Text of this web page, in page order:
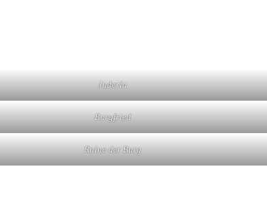
Judería
Burgfried
Ruine der Burg